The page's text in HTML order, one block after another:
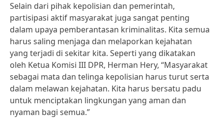
Selain dari pihak kepolisian dan pemerintah,
partisipasi aktif masyarakat juga sangat penting
dalam upaya pemberantasan kriminalitas. Kita semua
harus saling menjaga dan melaporkan kejahatan
yang terjadi di sekitar kita. Seperti yang dikatakan
oleh Ketua Komisi III DPR, Herman Hery, “Masyarakat
sebagai mata dan telinga kepolisian harus turut serta
dalam melawan kejahatan. Kita harus bersatu padu
untuk menciptakan lingkungan yang aman dan
nyaman bagi semua.”